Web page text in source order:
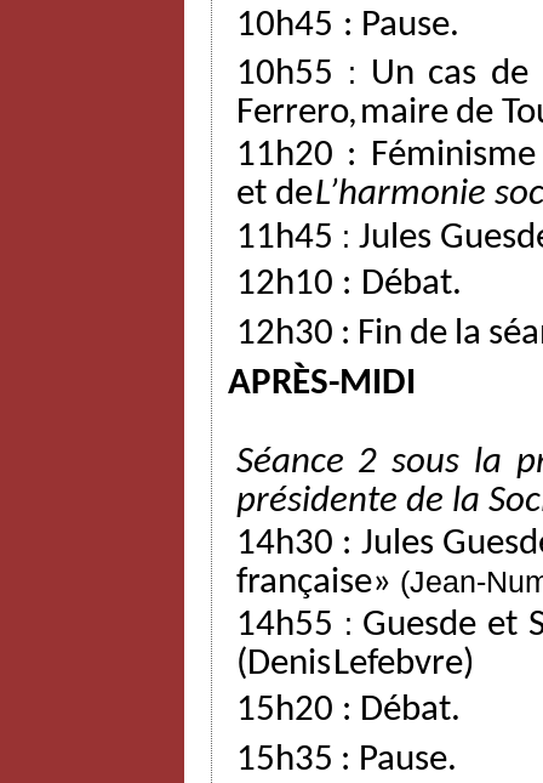
10h45 : Pause.
10h55 : Un cas de
Ferrero,maire de
11h20 :
et deL’harmonie
11h45 : Jules
12h10 : Débat.
12h30 : Fin de la
APRÈS-MIDI
Séance 2 sous la
présidente de la
14h30 : Jules
française» (Jean-
14h55 : Guesde et
(DenisLefebvre)
15h20 : Débat.
15h35 : Pause.